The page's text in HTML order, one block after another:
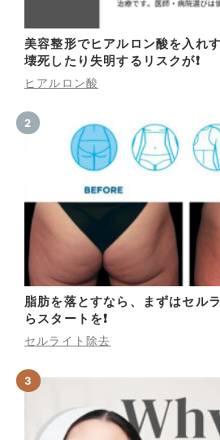
美容整形でヒアルロン酸を入れ
壊死したり失明するリスクが❗
ヒアルロン酸
脂肪を落とすなら、まずはセル
らスタートを❗
セルライト除去